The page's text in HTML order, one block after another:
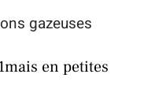
gazeuses
en petites